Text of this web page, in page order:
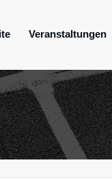
Veranstaltungen